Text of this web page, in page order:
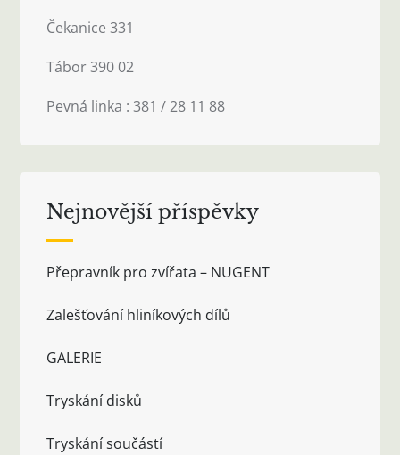
Čekanice 331
Tábor 390 02
Pevná linka : 381 / 28 11 88
Nejnovější příspěvky
Přepravník pro zvířata – NUGENT
Zalešťování hliníkových dílů
GALERIE
Tryskání disků
Tryskání součástí